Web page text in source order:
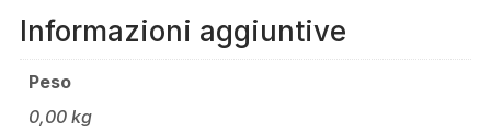
Informazioni aggiuntive
Peso
0,00 kg